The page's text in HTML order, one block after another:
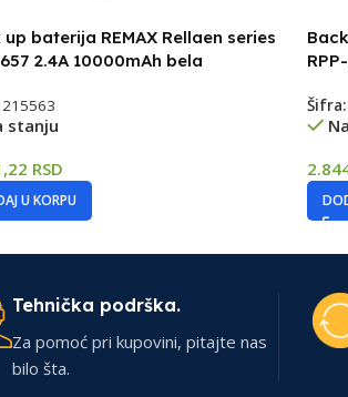
up baterija REMAX Rellaen series
2.4A 10000mAh bela
215563
stanju
RSD
U KORPU
Šifra:
Tehnička podrška.
Za pomoć pri kupovini, pitajte nas
bilo šta.